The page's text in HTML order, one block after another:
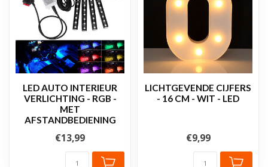
LED AUTO INTERIEUR
VERLICHTING - RGB -
MET
AFSTANDBEDIENING
€13,99
LICHTGEVENDE CIJFERS
- 16 CM - WIT - LED
€9,99